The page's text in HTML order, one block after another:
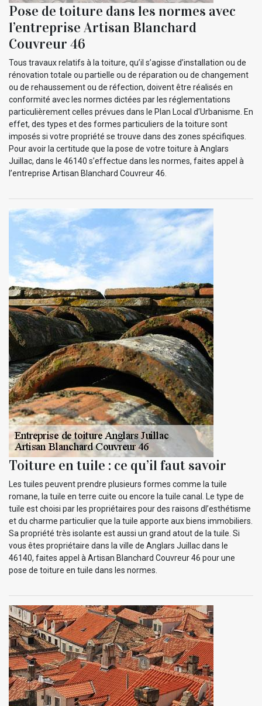
Pose de toiture dans les normes avec
l’entreprise Artisan Blanchard
Couvreur 46
Tous travaux relatifs à la toiture, qu’il s’agisse d’installation ou de
rénovation totale ou partielle ou de réparation ou de changement
ou de rehaussement ou de réfection, doivent être réalisés en
conformité avec les normes dictées par les réglementations
particulièrement celles prévues dans le Plan Local d’Urbanisme. En
effet, des types et des formes particuliers de la toiture sont
imposés si votre propriété se trouve dans des zones spécifiques.
Pour avoir la certitude que la pose de votre toiture à Anglars
Juillac, dans le 46140 s’effectue dans les normes, faites appel à
l’entreprise Artisan Blanchard Couvreur 46.
Toiture en tuile : ce qu’il faut savoir
Les tuiles peuvent prendre plusieurs formes comme la tuile
romane, la tuile en terre cuite ou encore la tuile canal. Le type de
tuile est choisi par les propriétaires pour des raisons dl’esthétisme
et du charme particulier que la tuile apporte aux biens immobiliers.
Sa propriété très isolante est aussi un grand atout de la tuile. Si
vous êtes propriétaire dans la ville de Anglars Juillac dans le
46140, faites appel à Artisan Blanchard Couvreur 46 pour une
pose de toiture en tuile dans les normes.